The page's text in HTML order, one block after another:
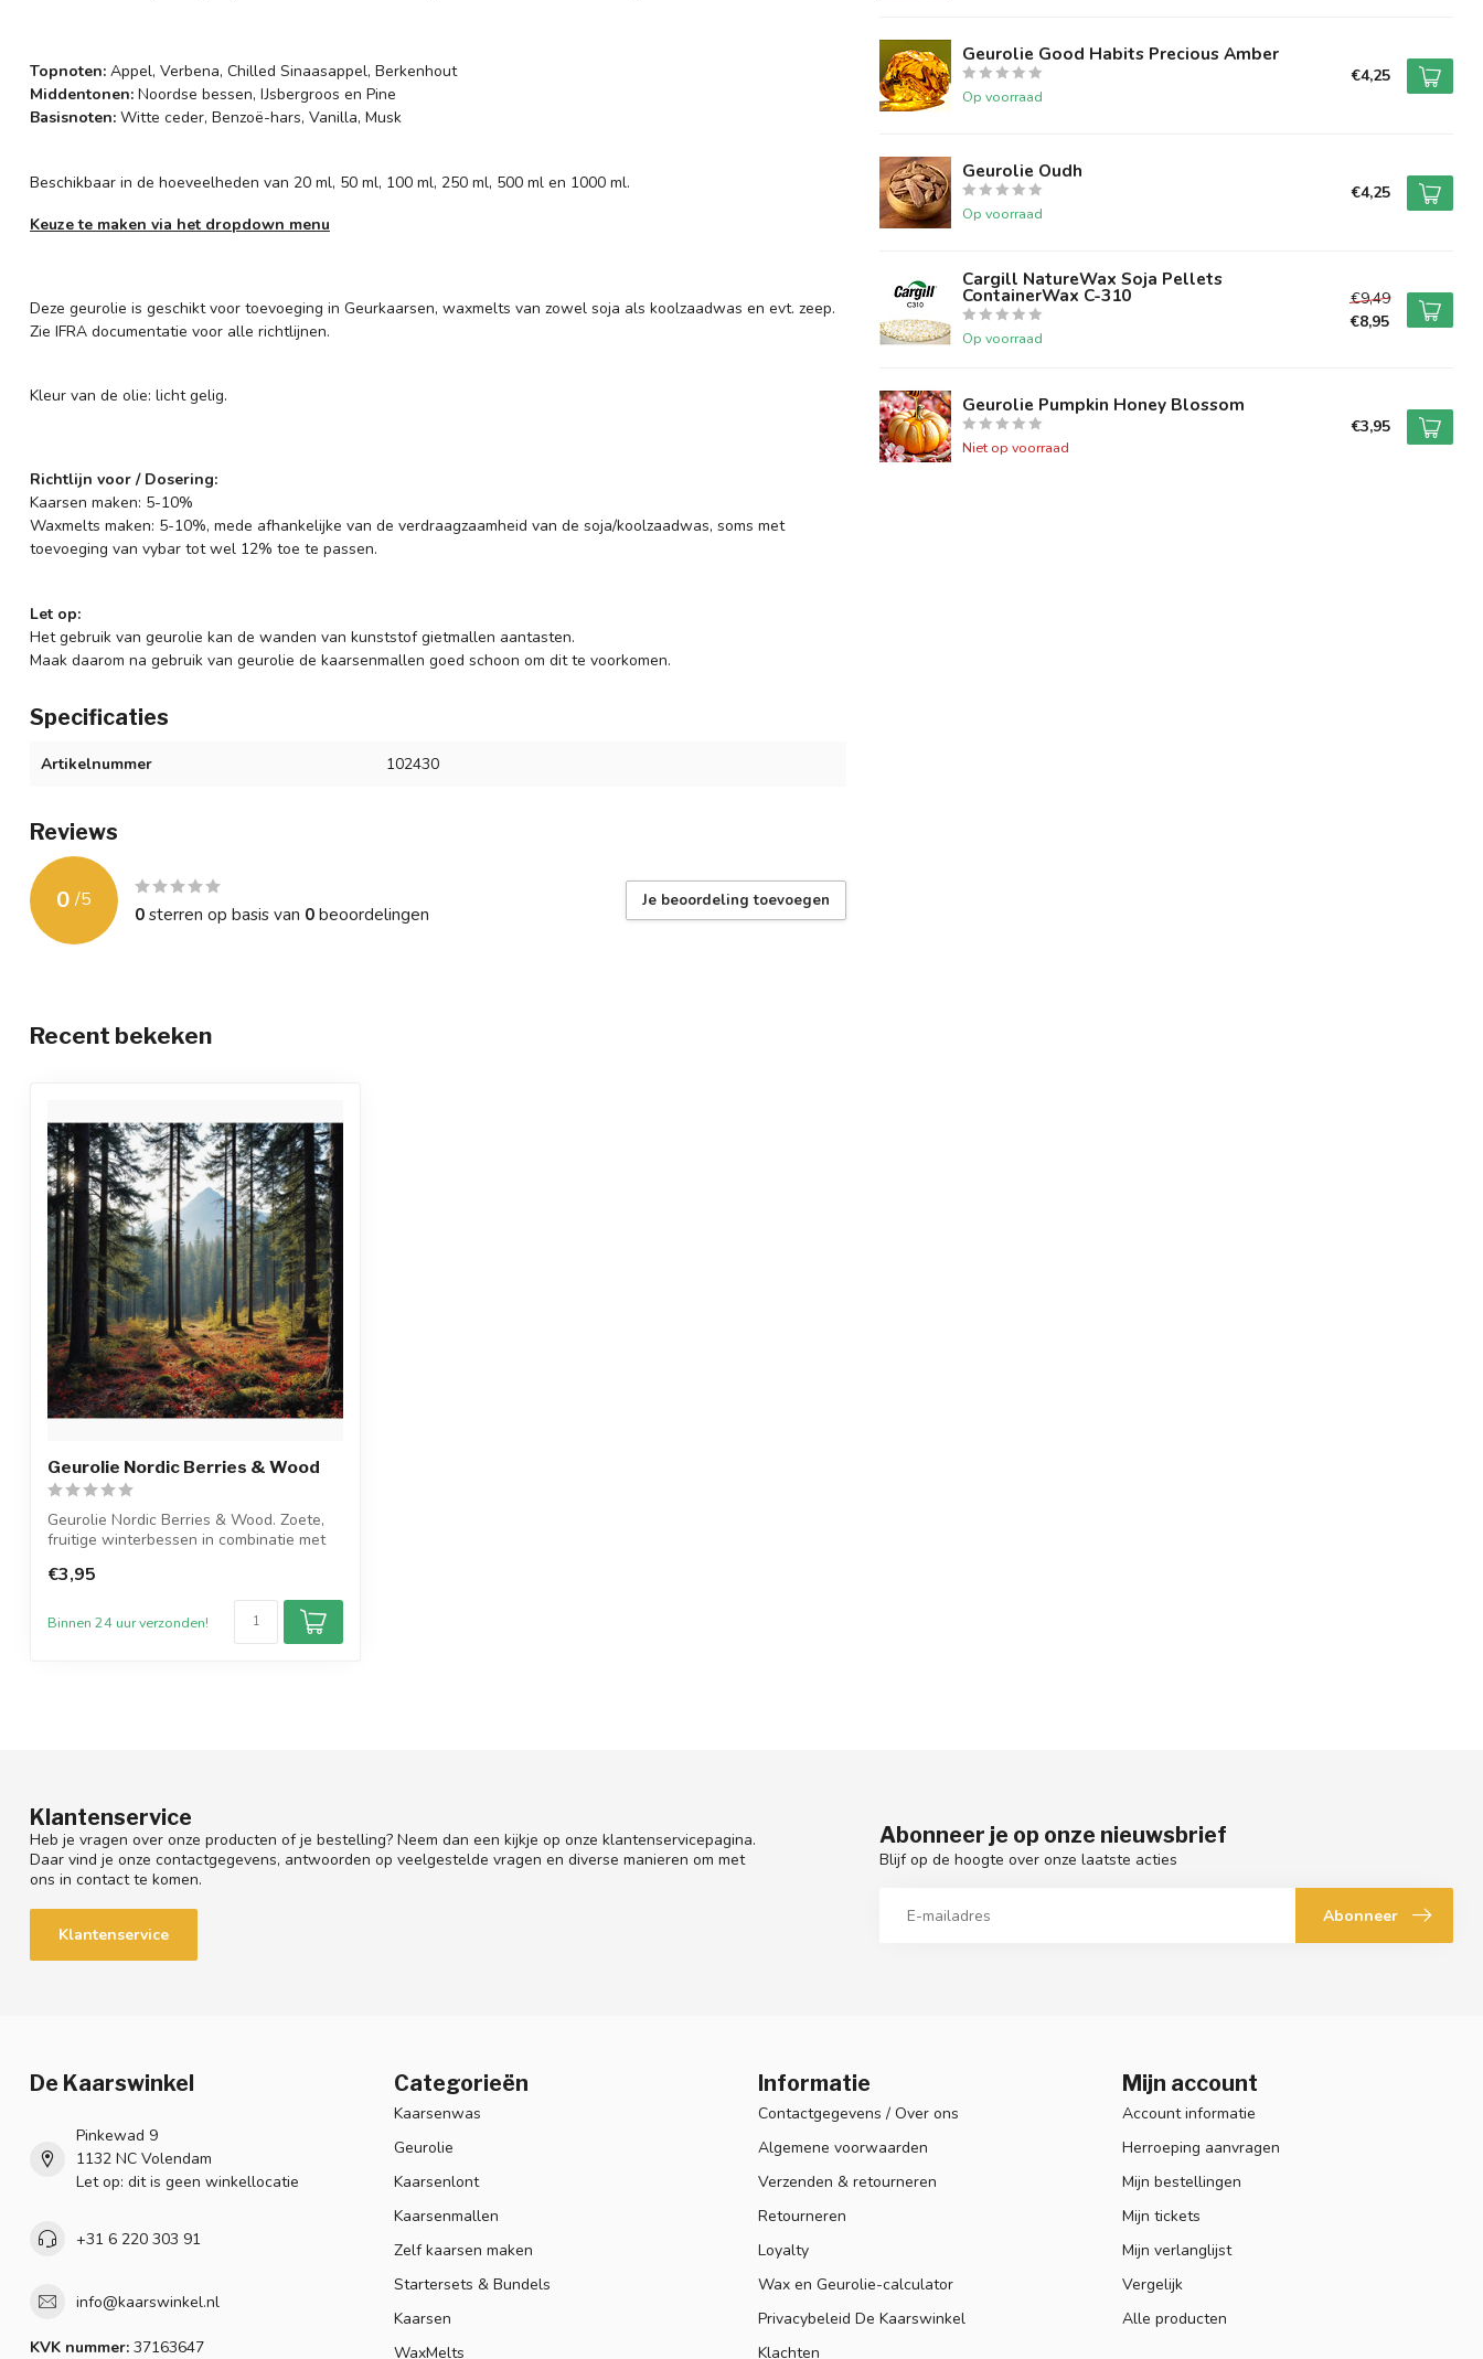
Topnoten: Appel, Verbena, Chilled Sinaasappel, Berkenhout
Middentonen: Noordse bessen, IJsbergroos en Pine
Basisnoten: Witte ceder, Benzoë-hars, Vanilla, Musk
Beschikbaar in de hoeveelheden van 20 ml, 50 ml, 100 ml, 250 ml, 500 ml en 1000 ml.
Keuze te maken via het dropdown menu
Deze geurolie is geschikt voor toevoeging in Geurkaarsen, waxmelts van zowel soja als koolzaadwas en evt. zeep.
Zie IFRA documentatie voor alle richtlijnen.
Kleur van de olie: licht gelig.
Richtlijn voor / Dosering:
Kaarsen maken: 5-10%
Waxmelts maken: 5-10%, mede afhankelijke van de verdraagzaamheid van de soja/koolzaadwas, soms met
toevoeging van vybar tot wel 12% toe te passen.
Let op:
Het gebruik van geurolie kan de wanden van kunststof gietmallen aantasten.
Maak daarom na gebruik van geurolie de kaarsenmallen goed schoon om dit te voorkomen.
Specificaties
Artikelnummer 102430
Reviews
0 /5
0sterren op basis van 0beoordelingen
Je beoordeling toevoegen
Geurolie Good Habits Precious Amber
Op voorraad
€4,25
Geurolie Oudh
Op voorraad
€4,25
Cargill NatureWax Soja Pellets
ContainerWax C-310
Op voorraad
€9,49
€8,95
Geurolie Pumpkin Honey Blossom
Niet op voorraad
€3,95
Recent bekeken
Geurolie Nordic Berries & Wood
Geurolie Nordic Berries & Wood. Zoete,
fruitige winterbessen in combinatie met
€3,95
Binnen 24 uur verzonden!
Klantenservice
Heb je vragen over onze producten of je bestelling? Neem dan een kijkje op onze klantenservicepagina.
Daar vind je onze contactgegevens, antwoorden op veelgestelde vragen en diverse manieren om met
ons in contact te komen.
Klantenservice
Abonneer je op onze nieuwsbrief
Blijf op de hoogte over onze laatste acties
Abonneer
De Kaarswinkel
Pinkewad 9
1132 NC Volendam
Let op: dit is geen winkellocatie
+31 6 220 303 91
info@kaarswinkel.nl
KVK nummer: 37163647
Categorieën
Kaarsenwas
Geurolie
Kaarsenlont
Kaarsenmallen
Zelf kaarsen maken
Startersets & Bundels
Kaarsen
WaxMelts
Informatie
Contactgegevens / Over ons
Algemene voorwaarden
Verzenden & retourneren
Retourneren
Loyalty
Wax en Geurolie-calculator
Privacybeleid De Kaarswinkel
Klachten
Mijn account
Account informatie
Herroeping aanvragen
Mijn bestellingen
Mijn tickets
Mijn verlanglijst
Vergelijk
Alle producten